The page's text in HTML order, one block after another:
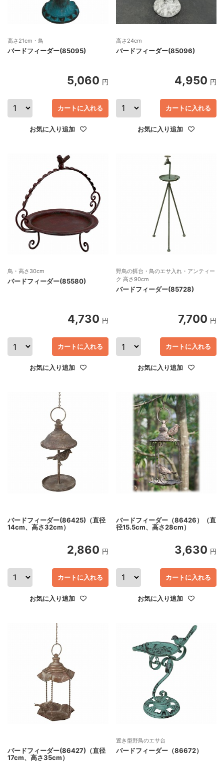
高さ21cm・鳥
バードフィーダー(85095)
5,060 円
カートに入れる
お気に入り追加
高さ24cm
バードフィーダー(85096)
4,950 円
カートに入れる
お気に入り追加
鳥・高さ30cm
バードフィーダー(85580)
4,730 円
カートに入れる
お気に入り追加
野鳥の餌台・鳥のエサ入れ・アンティー
ク 高さ90cm
バードフィーダー(85728)
7,700 円
カートに入れる
お気に入り追加
バードフィーダー(86425)（直径
14cm、高さ32cm）
2,860 円
カートに入れる
お気に入り追加
バードフィーダー（86426）（直
径15.5cm、高さ28cm）
3,630 円
カートに入れる
お気に入り追加
バードフィーダー(86427)（直径
17cm、高さ35cm）
置き型野鳥のエサ台
バードフィーダー（86672）